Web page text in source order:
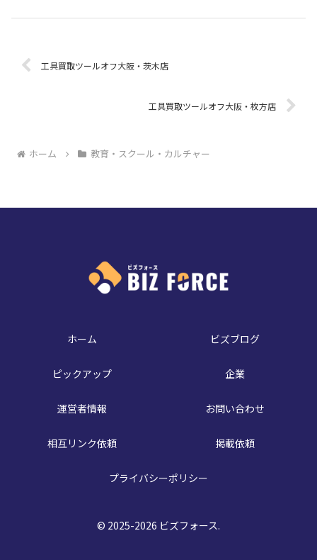
工具買取ツールオフ大阪・茨木店
工具買取ツールオフ大阪・枚方店
ホーム 教育・スクール・カルチャー
ホーム ビズブログ
ピックアップ 企業
運営者情報 お問い合わせ
相互リンク依頼 掲載依頼
プライバシーポリシー
© 2025-2026 ビズフォース.